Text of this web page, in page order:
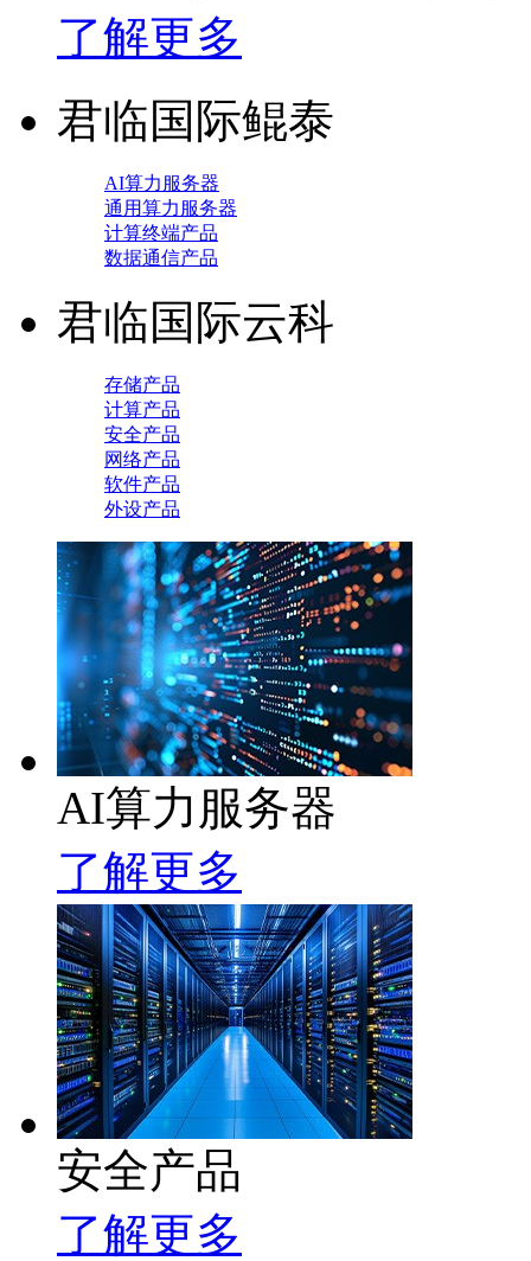
了解更多
君临国际鲲泰
AI算力服务器
通用算力服务器
计算终端产品
数据通信产品
君临国际云科
存储产品
计算产品
安全产品
网络产品
软件产品
外设产品
AI算力服务器
了解更多
安全产品
了解更多